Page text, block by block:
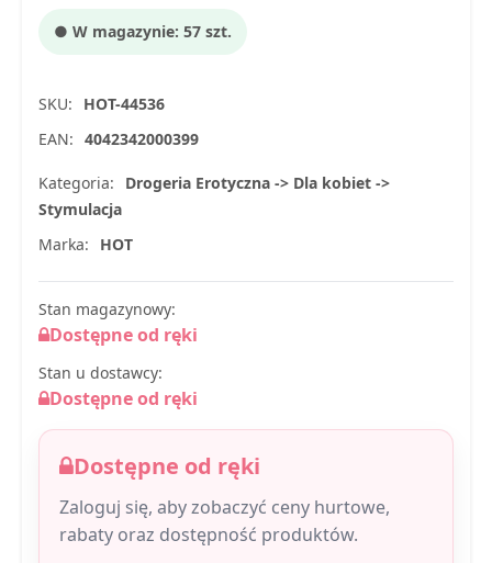
● W magazynie: 57 szt.
SKU:
HOT-44536
EAN: 4042342000399
Kategoria:
Drogeria Erotyczna -> Dla kobiet ->
Stymulacja
Marka:
HOT
Stan magazynowy:
Dostępne od ręki
Stan u dostawcy:
Dostępne od ręki
Dostępne od ręki
Zaloguj się, aby zobaczyć ceny hurtowe,
rabaty oraz dostępność produktów.